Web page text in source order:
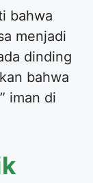
bahwa
menjadi
dinding
bahwa
iman di